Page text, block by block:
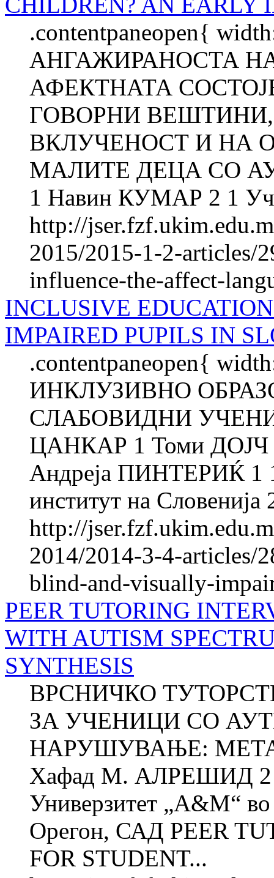
.contentpaneopen{
АНГАЖИРАНОСТА
АФЕКТНАТА
ГОВОРНИ
ВКЛУЧЕНОСТ И НА
МАЛИТЕ ДЕЦА СО
1 Навин КУМАР 2 1
http://
2015/2015-1-2-articles/
influence-the-affect-
INCLUSIVE
IMPAIRED PUPILS IN
.contentpaneopen{
ИНКЛУЗИВНО
СЛАБОВИДНИ
ЦАНКАР 1 Томи ДОЈЧ
Андреја ПИНТEРИЌ 1
институт на
http://
2014/2014-3-4-articles/
blind-and-visually-
PEER TUTORING
WITH AUTISM
SYNTHESIS
ВРСНИЧКО
ЗА УЧЕНИЦИ СО
НАРУШУВАЊЕ:
Хафад М. АЛРЕШИД 2
Универзитет „A&M“
Орегон, САД PEER
FOR STUDENT...